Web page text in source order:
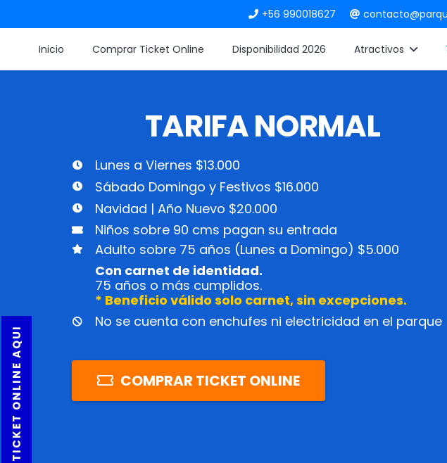
TICKET ONLINE AQUI
+56 990018627
Inicio Comprar Ticket Online Disponibilidad 2026 Atractivos
TARIFA NORMAL
Lunes a Viernes $13.000
Sábado Domingo y Festivos $16.000
Navidad | Año Nuevo $20.000
Niños sobre 90 cms pagan su entrada
Adulto sobre 75 años (Lunes a Domingo) $5.000
Con carnet de identidad.
75 años o más cumplidos.
* Beneficio válido solo carnet, sin excepciones.
No se cuenta con enchufes ni electricidad en el parque
COMPRAR TICKET ONLINE